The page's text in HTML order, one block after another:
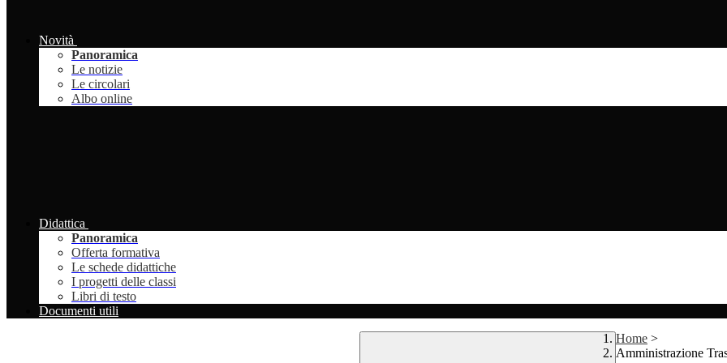
Novità
Panoramica
Le notizie
Le circolari
Albo online
Didattica
Panoramica
Offerta formativa
Le schede didattiche
I progetti delle classi
Libri di testo
Documenti utili
Home >
Amministrazione